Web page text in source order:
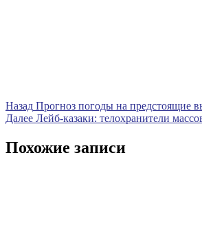
Навигация
по
записям
Назад Предыдущая
запись
Прогноз погоды на предстоящие
Далее Следующая
Лейб-казаки: телохранители
Похожие записи